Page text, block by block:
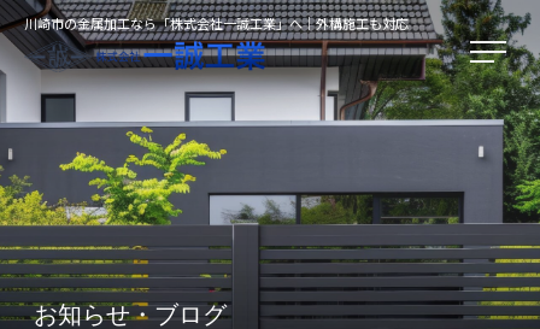
川崎市の金属加工なら「株式会社一誠工業」へ｜外構施工も対応
お知らせ・ブログ